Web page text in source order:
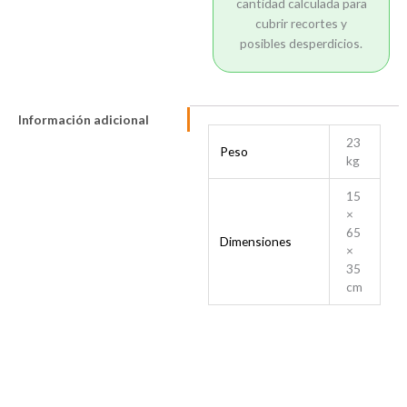
cantidad calculada para
cubrir recortes y
posibles desperdicios.
Información adicional
Peso
23
kg
Dimensiones
15
×
65
×
35
cm